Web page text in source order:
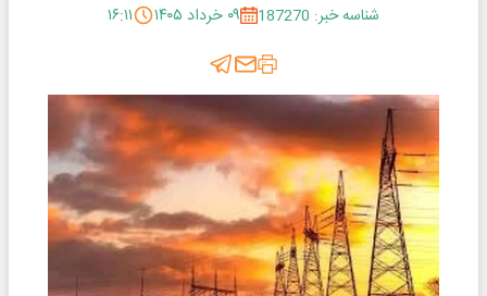
شناسه خبر: 187270
۰۹ خرداد ۱۴۰۵ ۱۶:۱۱